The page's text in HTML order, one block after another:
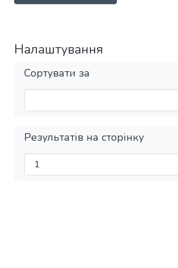
Налаштування
Сортувати за
Результатів на сторінку